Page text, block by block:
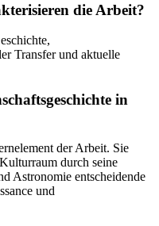
die Arbeit?
Transfer und aktuelle
in
der Arbeit. Sie
durch seine
Astronomie entscheidende
und